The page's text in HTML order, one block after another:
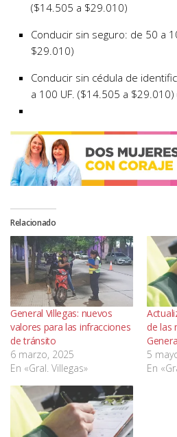
($14.505 a $29.010)
Conducir sin seguro: de 50 a
$29.010)
Conducir sin cédula de
a 100 UF. ($14.505 a $29.010)
Relacionado
General Villegas: nuevos
valores para las infracciones
de tránsito
6 marzo, 2025
En «Gral. Villegas»
de las
5
En